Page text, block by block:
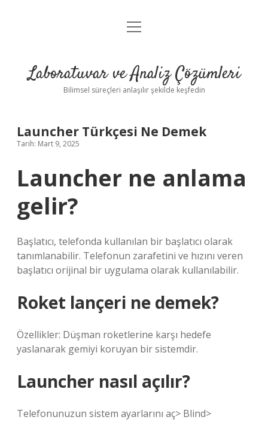
Anasayfa
Yasal Uyarı
menüyü
Laboratuvar ve Analiz Çözümleri
Bilimsel süreçleri anlaşılır şekilde keşfedin
Launcher Türkçesi Ne Demek
Tarih: Mart 9, 2025
Launcher ne anlama
gelir?
Başlatıcı, telefonda kullanılan bir başlatıcı olarak
tanımlanabilir. Telefonun zarafetini ve hızını veren
başlatıcı orijinal bir uygulama olarak kullanılabilir.
Roket lançeri ne demek?
Özellikler: Düşman roketlerine karşı hedefe
yaslanarak gemiyi koruyan bir sistemdir.
Launcher nasıl açılır?
Telefonunuzun sistem ayarlarını aç> Blind>